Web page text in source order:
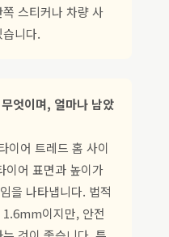
스티커나 차량 사
니다.
엇이며, 얼마나 남았
이어 트레드 홈 사이
이어 표면과 높이가
을 나타냅니다. 법적
이지만, 안전